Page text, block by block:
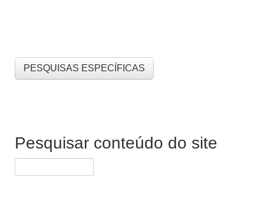
PESQUISAS ESPECÍFICAS
Pesquisar conteúdo do site